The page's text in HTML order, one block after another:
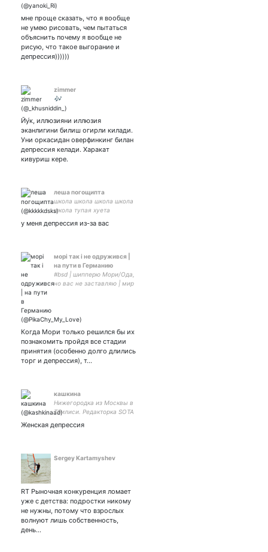
мне проще сказать, что я вообще
не умею рисовать, чем пытаться
объяснить почему я вообще не
рисую, что такое выгорание и
депрессия))))))
zimmer
🎶
Йу́к, иллюзияни иллюзия
эканлигини билиш огирли килади.
Уни оркасидан оверфинкинг билан
депрессия келади. Харакат
кивуриш кере.
леша погощипта
школа школа школа школа
школа тупая хуета
у меня депрессия из-за вас
морі так і не одружився |
на пути в Германию
#bsd | шипперю Мори/Ода,
но вас не заставляю | мир
Когда Мори только решился бы их
познакомить пройдя все стадии
принятия (особенно долго длились
торг и депрессия), т…
кашкина
Нижегородка из Москвы в
Тбилиси. Редакторка SOTA
Женская депрессия
Sergey Kartamyshev
RT Рыночная конкуренция ломает
уже с детства: подростки никому
не нужны, потому что взрослых
волнуют лишь собственность,
день…